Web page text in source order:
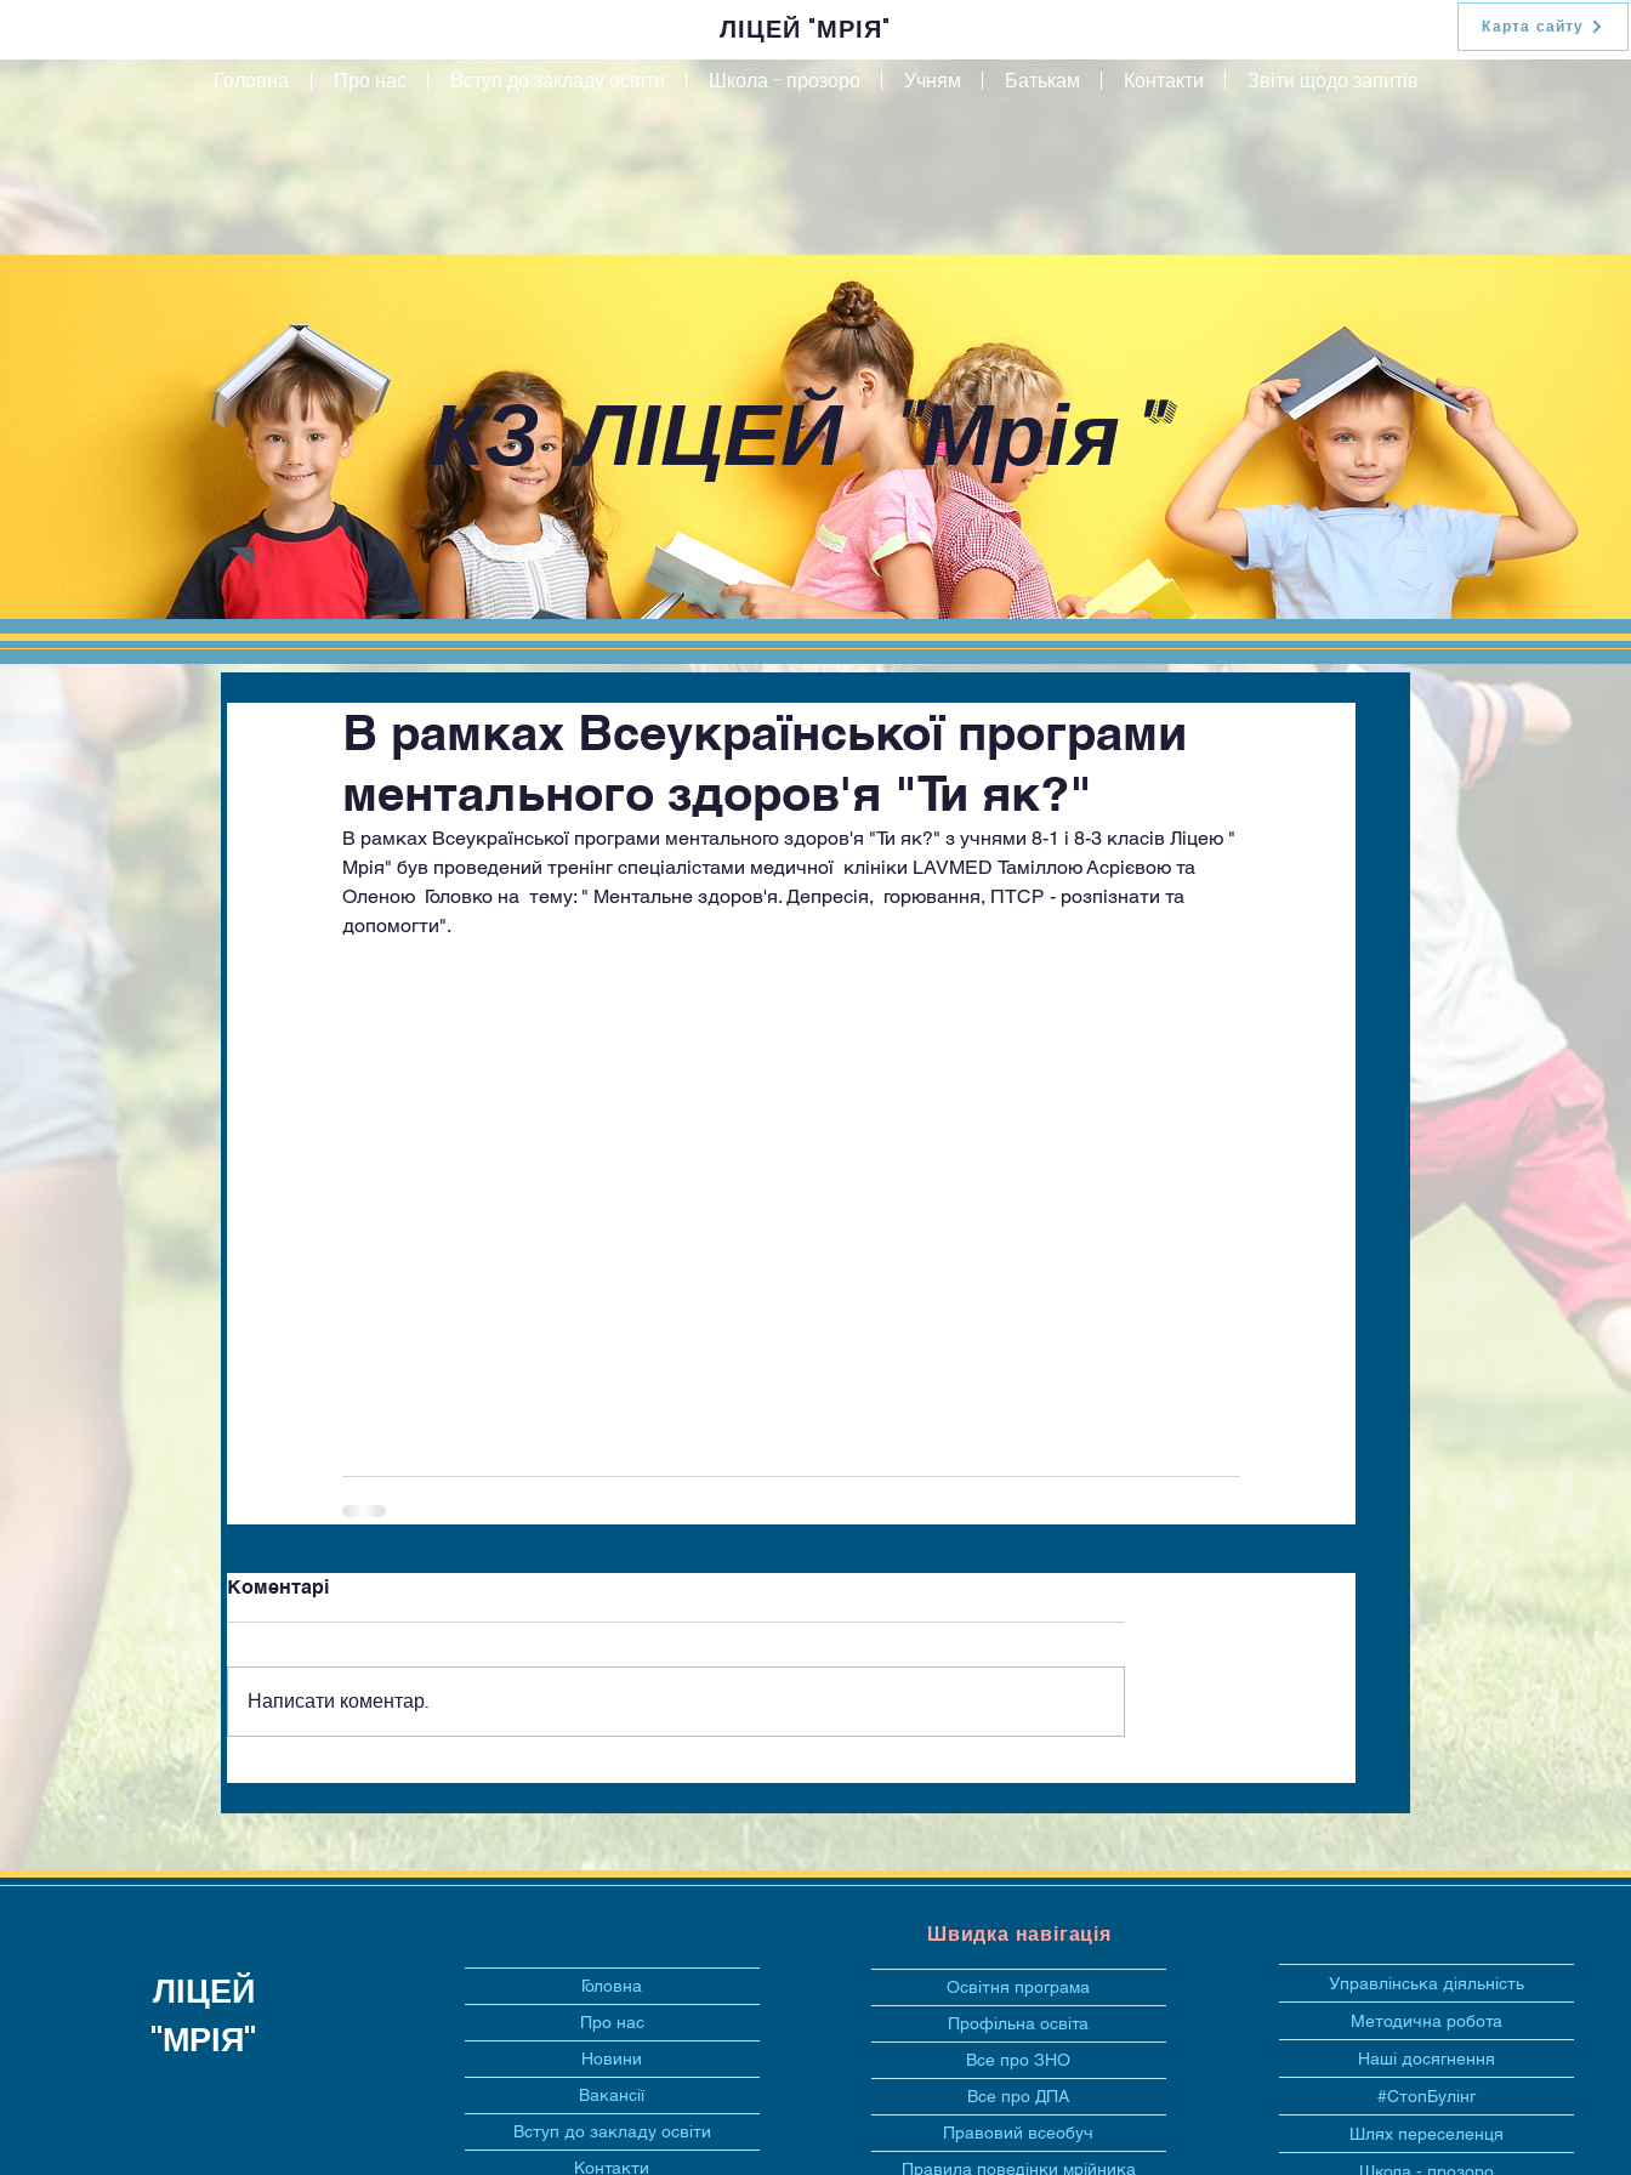
ЛІЦЕЙ "МРІЯ" Карта сайту
Головна Про нас Вступ до закладу освіти Школа - прозоро Учням Батькам Контакти Звіти щодо запитів
КЗ ЛІЦЕЙ"Мрія "
В рамках Всеукраїнської програми
ментального здоров'я "Ти як?"
В рамках Всеукраїнської програми ментального здоров'я "Ти як?" з учнями 8-1 і 8-3 класів Ліцею "
Мрія" був проведений тренінг спеціалістами медичної  клініки LAVMED Таміллою Асрієвою та
Оленою  Головко на  тему: " Ментальне здоров'я. Депресія,  горювання, ПТСР - розпізнати та
допомогти".
Коментарі
Написати коментар...
ЛІЦЕЙ
"МРІЯ"
Головна
Про нас
Новини
Вакансії
Вступ до закладу освіти
Контакти
Швидка навігація
Освітня програма
Профільна освіта
Все про ЗНО
Все про ДПА
Правовий всеобуч
Правила поведінки мрійника
Управлінська діяльність
Методична робота
Наші досягнення
#СтопБулінг
Шлях переселенця
Школа - прозоро